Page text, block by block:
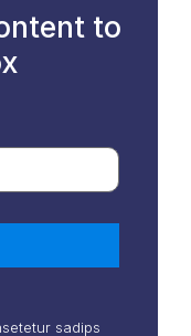
to
sadips